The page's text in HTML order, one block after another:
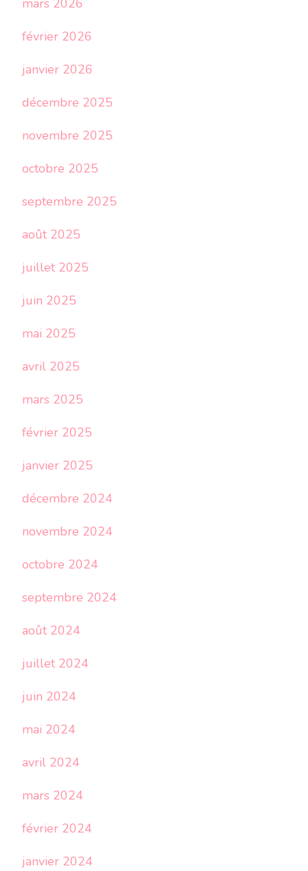
mars 2026
février 2026
janvier 2026
décembre 2025
novembre 2025
octobre 2025
septembre 2025
août 2025
juillet 2025
juin 2025
mai 2025
avril 2025
mars 2025
février 2025
janvier 2025
décembre 2024
novembre 2024
octobre 2024
septembre 2024
août 2024
juillet 2024
juin 2024
mai 2024
avril 2024
mars 2024
février 2024
janvier 2024